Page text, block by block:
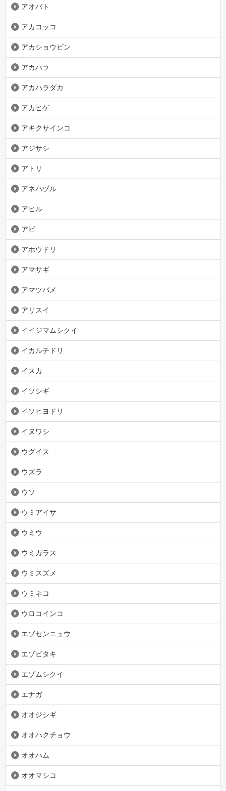
アオバト
アカコッコ
アカショウビン
アカハラ
アカハラダカ
アカヒゲ
アキクサインコ
アジサシ
アトリ
アネハヅル
アヒル
アビ
アホウドリ
アマサギ
アマツバメ
アリスイ
イイジマムシクイ
イカルチドリ
イスカ
イソシギ
イソヒヨドリ
イヌワシ
ウグイス
ウズラ
ウソ
ウミアイサ
ウミウ
ウミガラス
ウミスズメ
ウミネコ
ウロコインコ
エゾセンニュウ
エゾビタキ
エゾムシクイ
エナガ
オオジシギ
オオハクチョウ
オオハム
オオマシコ